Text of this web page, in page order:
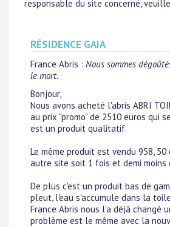
responsable du site concerné,
RÉSIDENCE GAIA
France Abris : Nous sommes
le mort.
Bonjour,
Nous avons acheté l'abris ABRI
au prix "promo" de 2510 euros qui
est un produit qualitatif.
Le même produit est vendu 958, 50
autre site soit 1 fois et demi moins
De plus c'est un produit bas de
pleut, l'eau s'accumule dans la
France Abris nous l'a déjà changé
problème est le même avec la